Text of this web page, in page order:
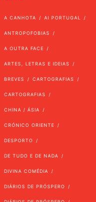
A CANHOTA AI PORTUGAL
ANTROPOFOBIAS
A OUTRA FACE
ARTES, LETRAS E IDEIAS
BREVES CARTOGRAFIAS
CARTOGRAFIAS
CHINA / ÁSIA
CRÓNICO ORIENTE
DESPORTO
DE TUDO E DE NADA
DIVINA COMÉDIA
DIÁRIOS DE PRÓSPERO